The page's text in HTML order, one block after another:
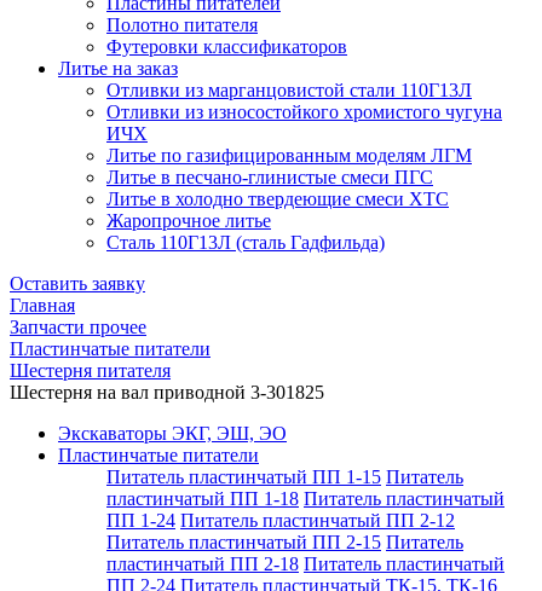
Полотно питателя
Футеровки классификаторов
Литье на заказ
Отливки из марганцовистой стали 110Г13Л
Отливки из износостойкого хромистого чугуна
ИЧХ
Литье по газифицированным моделям ЛГМ
Литье в песчано-глинистые смеси ПГС
Литье в холодно твердеющие смеси ХТС
Жаропрочное литье
Сталь 110Г13Л (сталь Гадфильда)
Оставить заявку
Главная
Запчасти прочее
Пластинчатые питатели
Шестерня питателя
Шестерня на вал приводной 3-301825
Экскаваторы ЭКГ, ЭШ, ЭО
Пластинчатые питатели
Питатель пластинчатый ПП 1-15 Питатель
пластинчатый ПП 1-18 Питатель пластинчатый
ПП 1-24 Питатель пластинчатый ПП 2-12
Питатель пластинчатый ПП 2-15 Питатель
пластинчатый ПП 2-18 Питатель пластинчатый
ПП 2-24 Питатель пластинчатый ТК-15, ТК-16